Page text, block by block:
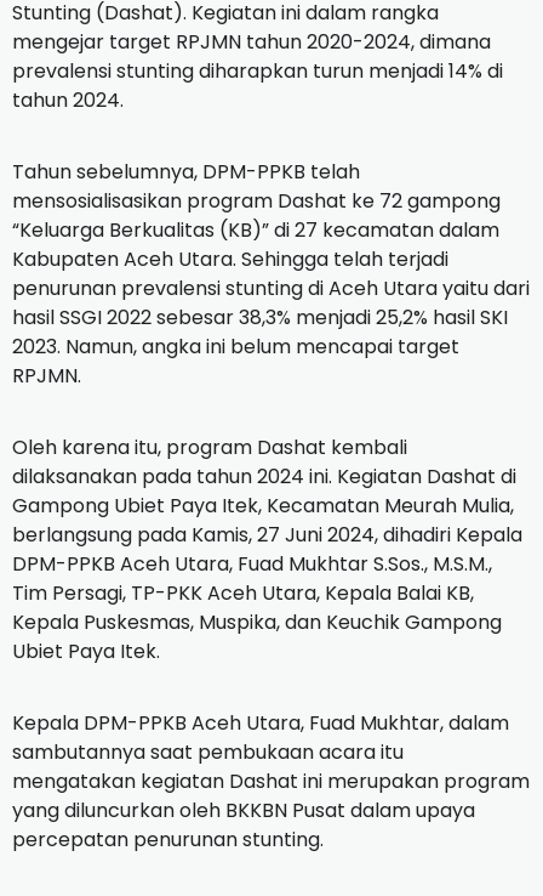
Stunting (Dashat). Kegiatan ini dalam rangka
mengejar target RPJMN tahun 2020-2024, dimana
prevalensi stunting diharapkan turun menjadi 14% di
tahun 2024.
Tahun sebelumnya, DPM-PPKB telah
mensosialisasikan program Dashat ke 72 gampong
“Keluarga Berkualitas (KB)” di 27 kecamatan dalam
Kabupaten Aceh Utara. Sehingga telah terjadi
penurunan prevalensi stunting di Aceh Utara yaitu dari
hasil SSGI 2022 sebesar 38,3% menjadi 25,2% hasil SKI
2023. Namun, angka ini belum mencapai target
RPJMN.
Oleh karena itu, program Dashat kembali
dilaksanakan pada tahun 2024 ini. Kegiatan Dashat di
Gampong Ubiet Paya Itek, Kecamatan Meurah Mulia,
berlangsung pada Kamis, 27 Juni 2024, dihadiri Kepala
DPM-PPKB Aceh Utara, Fuad Mukhtar S.Sos., M.S.M.,
Tim Persagi, TP-PKK Aceh Utara, Kepala Balai KB,
Kepala Puskesmas, Muspika, dan Keuchik Gampong
Ubiet Paya Itek.
Kepala DPM-PPKB Aceh Utara, Fuad Mukhtar, dalam
sambutannya saat pembukaan acara itu
mengatakan kegiatan Dashat ini merupakan program
yang diluncurkan oleh BKKBN Pusat dalam upaya
percepatan penurunan stunting.